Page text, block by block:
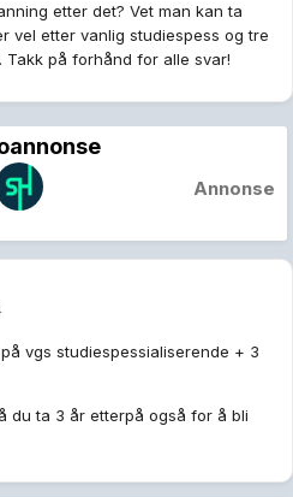
etter det? Vet man kan ta
vel etter vanlig studiespess og tre
Takk på forhånd for alle svar!
Annonse
vgs studiespessialiserende + 3
du ta 3 år etterpå også for å bli